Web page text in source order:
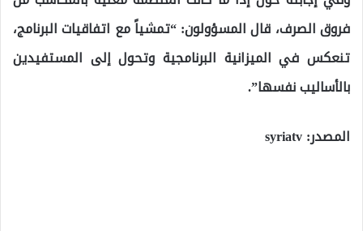
فروق الصرف، قال المسؤولون: “تمشياً مع اتفاقيات البرنامج،
تنعكس في الميزانية البرنامجية وتحول إلى المستفيدين
بالأساليب نفسها”.
المصدر: syriatv